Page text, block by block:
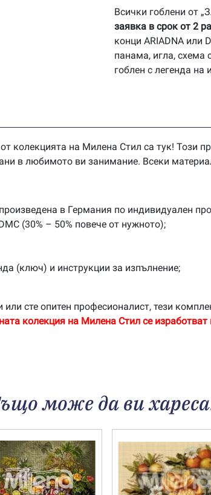
Всички гоблени от
заявка в срок от 2
конци ARIADNA или
панама, игла, схема
гоблен с легенда на
колекцията на Милена Стил са тук! Този
в любимото ви занимание. Всеки
в Германия по индивидуален
(30% – 50% повече от нужното);
(ключ) и инструкции за изпълнение;
сте опитен професионалист, тези
колекция на Милена Стил се
може да ви